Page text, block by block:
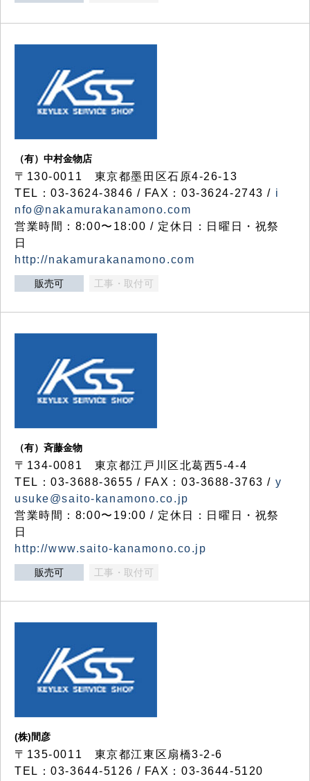
（有）中村金物店
〒130-0011 東京都墨田区石原4-26-13
TEL：03-3624-3846 / FAX：03-3624-2743 / i
nfo@nakamurakanamono.com
営業時間：8:00〜18:00 / 定休日：日曜日・祝祭
日
http://nakamurakanamono.com
販売可 工事・取付可
（有）斉藤金物
〒134-0081 東京都江戸川区北葛西5-4-4
TEL：03-3688-3655 / FAX：03-3688-3763 / y
usuke@saito-kanamono.co.jp
営業時間：8:00〜19:00 / 定休日：日曜日・祝祭
日
http://www.saito-kanamono.co.jp
販売可 工事・取付可
(株)間彦
〒135-0011 東京都江東区扇橋3-2-6
TEL：03-3644-5126 / FAX：03-3644-5120